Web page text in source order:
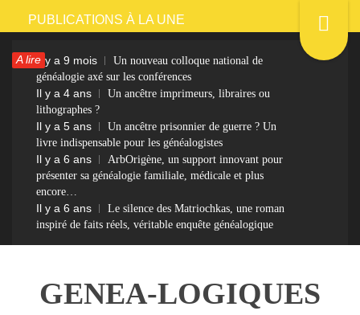
Passer
contenu
PUBLICATIONS À LA UNE
A lireIl y a 9 mois
Un nouveau colloque national de
généalogie axé sur les conférences
Il y a 4 ans
Un ancêtre imprimeurs, libraires ou
lithographes ?
Il y a 5 ans
Un ancêtre prisonnier de guerre ? Un
livre indispensable pour les généalogistes
Il y a 6 ans
ArbOrigène, un support innovant pour
présenter sa généalogie familiale, médicale et plus
encore…
Il y a 6 ans
Le silence des Matriochkas, une roman
inspiré de faits réels, véritable enquête généalogique
GENEA-LOGIQUES